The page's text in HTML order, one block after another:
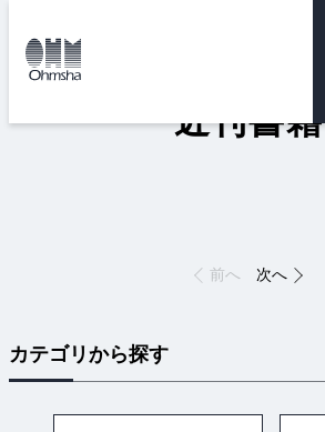
トップ
近刊書籍
前へ 次へ
カテゴリから探す